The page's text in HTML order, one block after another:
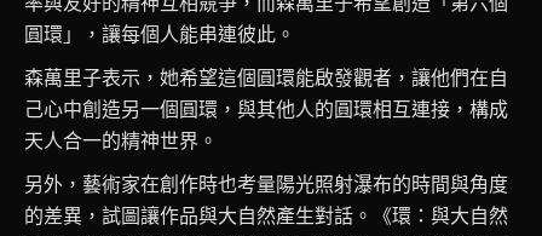
圓環」，讓每個人能串連彼此。
森萬里子表示，她希望這個圓環能啟發觀者，讓他們在自
己心中創造另一個圓環，與其他人的圓環相互連接，構成
天人合一的精神世界。
另外，藝術家在創作時也考量陽光照射瀑布的時間與角度
的差異，試圖讓作品與大自然產生對話。《環：與大自然